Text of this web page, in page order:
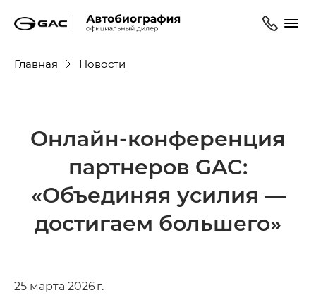
Главная Новости
Онлайн-конференция
партнеров GAC:
«Объединяя усилия —
достигаем большего»
25 марта 2026 г.